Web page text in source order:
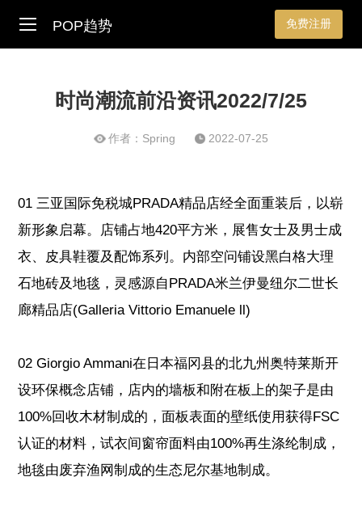
POP趋势 免费注册
时尚潮流前沿资讯2022/7/25
作者：Spring 2022-07-25
01 三亚国际免税城PRADA精品店经全面重装后，以崭
新形象启幕。店铺占地420平方米，展售女士及男士成
衣、皮具鞋覆及配饰系列。内部空问铺设黑白格大理
石地砖及地毯，灵感源自PRADA米兰伊曼纽尔二世长
廊精品店(Galleria Vittorio Emanuele ll)
02 Giorgio Ammani在日本福冈县的北九州奥特莱斯开
设环保概念店铺，店内的墙板和附在板上的架子是由
100%回收木材制成的，面板表面的壁纸使用获得FSC
认证的材料，试衣间窗帘面料由100%再生涤纶制成，
地毯由废弃渔网制成的生态尼尔基地制成。